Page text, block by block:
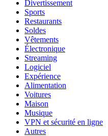
Divertissement
Sports
Restaurants
Soldes
Vêtements
Électronique
Streaming
Logiciel
Expérience
Alimentation
Voitures
Maison
Musique
VPN et sécurité en ligne
Autres